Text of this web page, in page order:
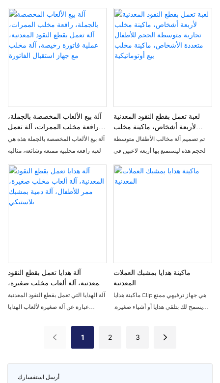
أرسل استفسارك
and activities. This machine
provides wholesale options for toy
claw cranes and is sure to be
popular among customers
Mini للاستيلاء على جائزتهم الخاصة.
مثالي كهدية أو لإضافة بعض الترفيه على
غرار الممرات إلى أي مساحة ، من المؤكد
أن هذه الآلة ستجلب ساعات من الإثارة
آلة بيع الألعاب المخصصة بالجملة،
رافعة مخلب الممرات، آلة تعمل
بقطع النقود المعدنية، عملية فاتورة
رخيصة، آلة مخلب مع جهاز
آلة بيع الألعاب المخصصة بالجملة هذه هي
لعبة رافعة مخلبية ممتعة وشائعة، مثالية
وتحقيق الربح. مع كل من خيارات تشغيل
العملات المعدنية والفاتورة، تعد هذه الآلة
ذات الأسعار المعقولة أمرًا ضروريًا لأي
لعبة تعمل بقطع النقود المعدنية
لأربعة أشخاص، ماكينة مخلب
تجارية متوسطة الحجم للأطفال
متعددة الأشخاص، ماكينة مخلب بيع
تم تصميم آلة مخالب الأطفال متوسطة
الحجم هذه ليستمتع بها أربعة لاعبين في
للحفلات أو المناسبات. بفضل ميزة البيع
التلقائي والتصميم الملون، فمن المؤكد
آلة هدايا تعمل بقطع النقود
المعدنية، آلة ألعاب مخلب صغيرة،
ممر للأطفال، آلة دمية بمشبك
بلاستيكي
آلة الهدايا التي تعمل بقطع النقود المعدنية
عبارة عن آلة صغيرة لألعاب الهدايا
ماكينة هدايا بمشبك العملات
المعدنية
ماكينة هدايا Clip هي جهاز ترفيهي ممتع
يسمح لك بتلقي هدايا أو أشياء صغيرة.
للاعبين اللعب والفوز بجوائز متنوعة
1 2 3